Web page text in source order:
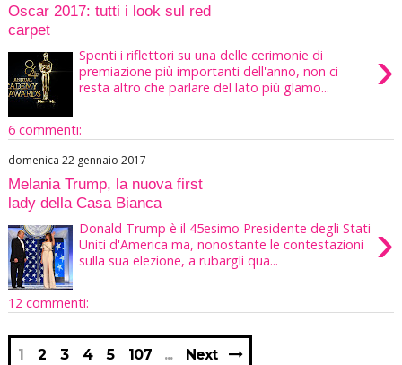
Oscar 2017: tutti i look sul red
carpet
›
Spenti i riflettori su una delle cerimonie di
premiazione più importanti dell'anno, non ci
resta altro che parlare del lato più glamo...
6 commenti:
domenica 22 gennaio 2017
Melania Trump, la nuova first
lady della Casa Bianca
›
Donald Trump è il 45esimo Presidente degli Stati
Uniti d'America ma, nonostante le contestazioni
sulla sua elezione, a rubargli qua...
12 commenti:
1 2 3 4 5 107 Next